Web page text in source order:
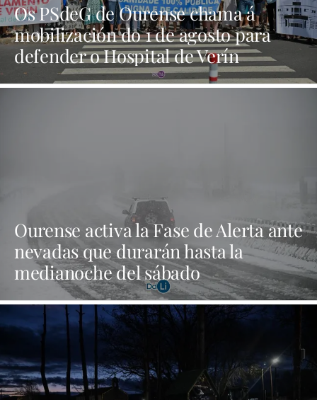
Os PSdeG de Ourense chama á
mobilización do 1 de agosto para
defender o Hospital de Verín
Ourense activa la Fase de Alerta ante
nevadas que durarán hasta la
medianoche del sábado